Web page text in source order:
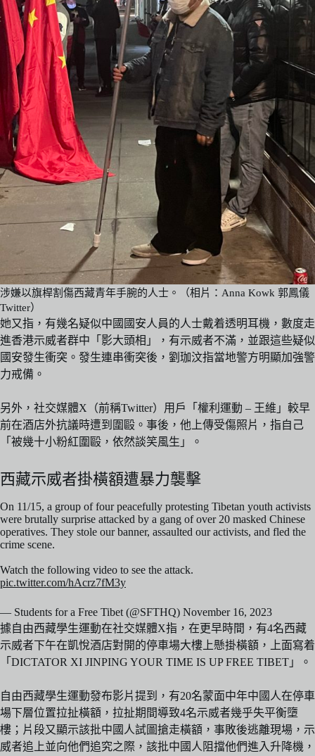
涉嫌以旗桿割傷西藏青年手腕的人士。（相片：Anna Kowk 郭鳳儀
Twitter）
她又指，有幾名疑似中國國安人員的人士戴着透明耳機，數度走
進香港示威者群中「影大頭相」，有示威者不滿，並跟這些疑似
國安發生衝突。發生連串衝突後，劉珈汶指當地警方明顯加強警
力戒備。
另外，社交媒體X（前稱Twitter）用戶「權利運動 – 王維」較早
前在酒店外抗議時遭到圍毆。事後，他上傳受傷照片，指自己
「被幾十小粉紅圍毆，依然談笑風生」。
西藏示威者掛橫額遭暴力襲擊
On 11/15, a group of four peacefully protesting Tibetan youth activists
were brutally surprise attacked by a gang of over 20 masked Chinese
operatives. They stole our banner, assaulted our activists, and fled the
crime scene.
Watch the following video to see the attack.
pic.twitter.com/hAcrz7fM3y
— Students for a Free Tibet (@SFTHQ) November 16, 2023
據自由西藏學生運動在社交媒體X指，在更早時間，有4名西藏
示威者下午在凱悅酒店對開的停車場大樓上懸掛橫額，上面寫着
「DICTATOR XI JINPING YOUR TIME IS UP FREE TIBET」。
自由西藏學生運動發布影片提到，有20名蒙面中年中國人在停車
場下層位置拉扯橫額，拉扯期間導致4名示威者幾乎失平衡墮
樓；片段又顯示該批中國人試圖搶走橫額，事敗後逃離現場，示
威者追上並向他們追究之際，該批中國人阻擋他們進入升降機，